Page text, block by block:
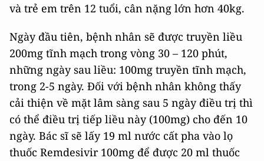
và trẻ em trên 12 tuổi, cân nặng lớn hơn 40kg.
Ngày đầu tiên, bệnh nhân sẽ được truyền liều
200mg tĩnh mạch trong vòng 30 – 120 phút,
những ngày sau liều: 100mg truyền tĩnh mạch,
trong 2-5 ngày. Đối với bệnh nhân không thấy
cải thiện về mặt lâm sàng sau 5 ngày điều trị thì
có thể điều trị tiếp liều này (100mg) cho đến 10
ngày. Bác sĩ sẽ lấy 19 ml nước cất pha vào lọ
thuốc Remdesivir 100mg để được 20 ml thuốc